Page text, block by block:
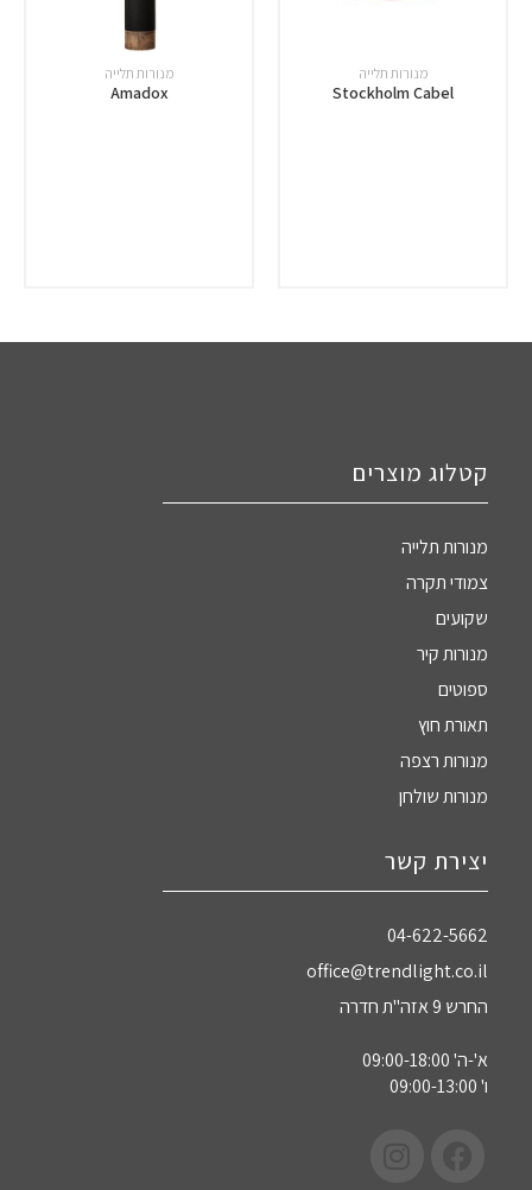
מנורות תלייה
Stockholm Cabel
מנורות תלייה
Amadox
קטלוג מוצרים
מנורות תלייה
צמודי תקרה
שקועים
מנורות קיר
ספוטים
תאורת חוץ
מנורות רצפה
מנורות שולחן
יצירת קשר
04-622-5662‏
office@trendlight.co.il
החרש 9 אזה"ת חדרה
א'-ה' 09:00-18:00
ו' 09:00-13:00